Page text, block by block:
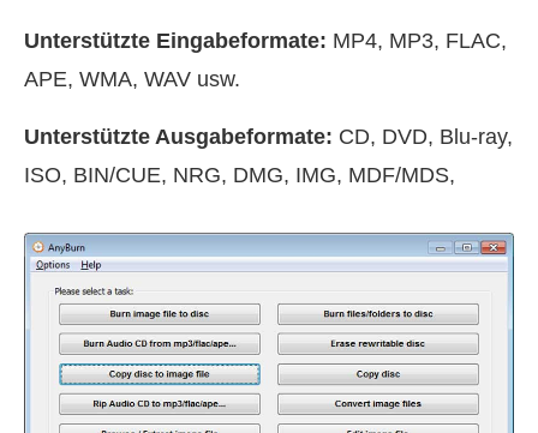
Unterstützte Eingabeformate: MP4, MP3, FLAC,
APE, WMA, WAV usw.
Unterstützte Ausgabeformate: CD, DVD, Blu-ray,
ISO, BIN/CUE, NRG, DMG, IMG, MDF/MDS,